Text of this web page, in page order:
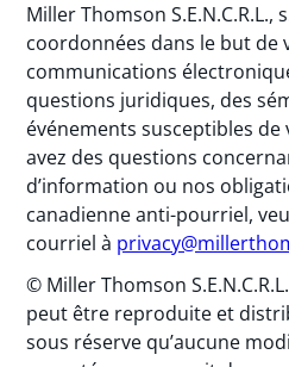
Miller Thomson S.E.N.C.R.L.,
coordonnées dans le but de
communications
questions juridiques, des
événements susceptibles de
avez des questions
d’information ou nos
canadienne anti-pourriel,
courriel à
© Miller Thomson
peut être reproduite et
sous réserve qu’aucune